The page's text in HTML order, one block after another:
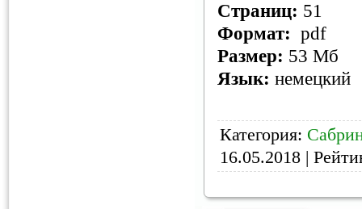
Страниц: 51
Формат: pdf
Размер: 53 Мб
Язык: немецкий
Категория:
16.05.2018 |